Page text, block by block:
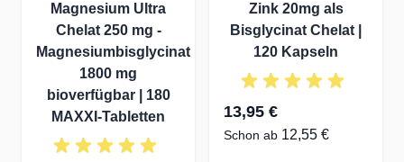
Diese müssen dem Organismus ständig über die
Nahrung zugeführt werden. Die verzweigtkettigen
Aminosäuren Leucin, Isoleuchin und Valinwerden als
BCAAs (=verzweigtkettige Aminosäuren) bezechnet.
Sportler haben einen erhöhten Verbrauch an
Proteinen. Um Regenationsprozesse oder auch den
Magnesium Ultra
Chelat 250 mg -
Magnesiumbisglycinat
1800 mg
bioverfügbar | 180
MAXXI-Tabletten
Zink 20mg als
Bisglycinat Chelat |
120 Kapseln
13,95 €
Schon ab 12,55 €